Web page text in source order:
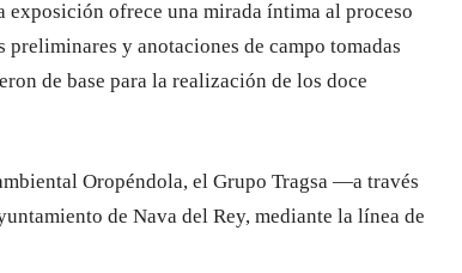
exposición ofrece una mirada íntima al proceso
y anotaciones de campo tomadas
de base para la realización de los doce
Oropéndola, el Grupo Tragsa —a través
de Nava del Rey, mediante la línea de